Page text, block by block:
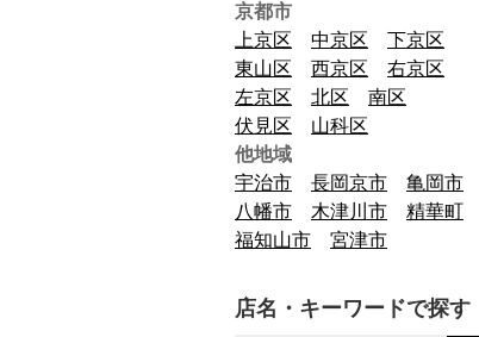
京都市
上京区
中京区
下京区
東山区
西京区
右京区
左京区
北区
南区
伏見区
山科区
他地域
宇治市
長岡京市
亀岡市
八幡市
木津川市
精華町
福知山市
宮津市
店名・キーワードで探す